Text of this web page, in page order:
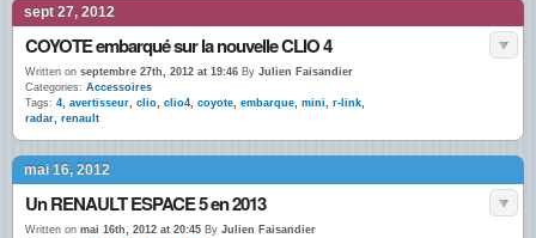
sept 27, 2012
COYOTE embarqué sur la nouvelle CLIO 4
Written on septembre 27th, 2012 at 19:46 By Julien Faisandier
Categories: Accessoires
Tags: 4, avertisseur, clio, clio4, coyote, embarque, mini, r-link,
radar, renault
mai 16, 2012
Un RENAULT ESPACE 5 en 2013
Written on mai 16th, 2012 at 20:45 By Julien Faisandier